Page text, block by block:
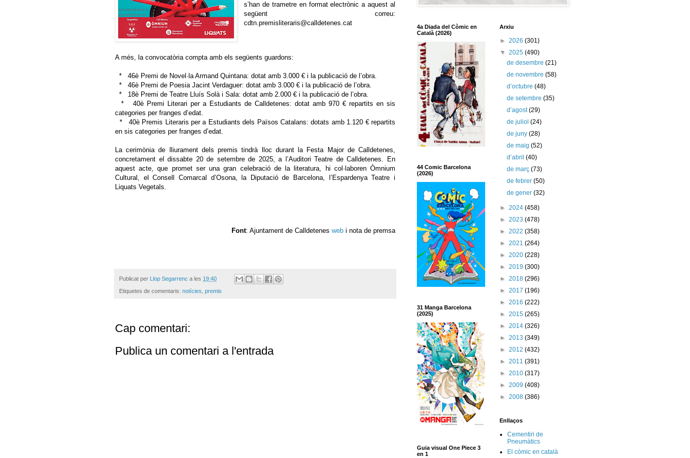
s’han de trametre en format electrònic a aquest al
següent correu:
cdtn.premisliteraris@calldetenes.cat
A més, la convocatòria compta amb els següents guardons:
* 46è Premi de Novel·la Armand Quintana: dotat amb 3.000 € i la publicació de l’obra.
* 46è Premi de Poesia Jacint Verdaguer: dotat amb 3.000 € i la publicació de l’obra.
* 18è Premi de Teatre Lluís Solà i Sala: dotat amb 2.000 € i la publicació de l’obra.
* 40è Premi Literari per a Estudiants de Calldetenes: dotat amb 970 € repartits en sis
categories per franges d’edat.
* 40è Premis Literaris per a Estudiants dels Països Catalans: dotats amb 1.120 € repartits
en sis categories per franges d’edat.
La cerimònia de lliurament dels premis tindrà lloc durant la Festa Major de Calldetenes,
concretament el dissabte 20 de setembre de 2025, a l’Auditori Teatre de Calldetenes. En
aquest acte, que promet ser una gran celebració de la literatura, hi col·laboren Òmnium
Cultural, el Consell Comarcal d’Osona, la Diputació de Barcelona, l’Espardenya Teatre i
Liquats Vegetals.
Font: Ajuntament de Calldetenes web i nota de premsa
Publicat per Llop Segarrenc a les 19:40
Etiquetes de comentaris: notícies premis
Cap comentari:
Publica un comentari a l'entrada
4a Diada del Còmic en
Català (2026)
44 Comic Barcelona
(2026)
31 Manga Barcelona
(2025)
Guia visual One Piece 3
en 1
Arxiu
► 2026 (301)
▼ 2025 (490)
de desembre(21)
de novembre(58)
d’octubre(48)
de setembre(35)
d’agost(29)
de juliol(24)
de juny(28)
de maig(52)
d’abril(40)
de març(73)
de febrer(50)
de gener(32)
► 2024 (458)
► 2023 (478)
► 2022 (358)
► 2021 (264)
► 2020 (228)
► 2019 (300)
► 2018 (296)
► 2017 (196)
► 2016 (222)
► 2015 (265)
► 2014 (326)
► 2013 (349)
► 2012 (432)
► 2011 (391)
► 2010 (317)
► 2009 (408)
► 2008 (386)
Enllaços
Cementiri de
Pneumàtics
El còmic en català